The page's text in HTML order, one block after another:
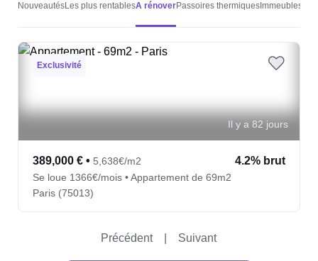
NouveautésLes plus rentablesA rénoverPassoires thermiques Immeubles de
Exclusivité
Il y a 82 jours
389,000 € • 5,638€/m2 4.2% brut
Se loue 1366€/mois • Appartement de 69m2
Paris (75013)
Précédent Suivant